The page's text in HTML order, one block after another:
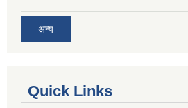
अन्य
Quick Links